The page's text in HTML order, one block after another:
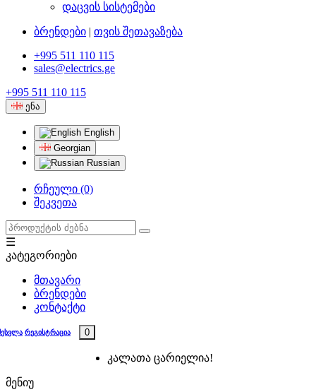
დაცვის სისტემები
ბრენდები | თვის შეთავაზება
+995 511 110 115
sales@electrics.ge
+995 511 110 115
ენა
English
Georgian
Russian
რჩეული (0)
შეკვეთა
☰
კატეგორიები
მთავარი
ბრენდები
კონტაქტი
რეგისტრაცია 0
კალათა ცარიელია!
მენიუ